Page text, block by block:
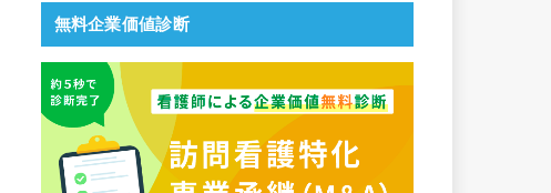
無料企業価値診断